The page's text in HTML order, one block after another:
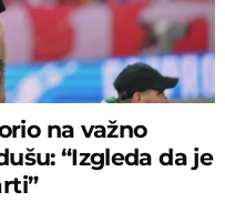
na važno
“Izgleda da je